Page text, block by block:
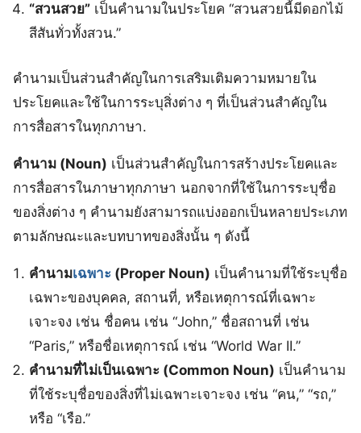
“สวนสวย” เป็นคำนามในประโยค “สวนสวยนี้มีดอกไม้
สีสันทั่วทั้งสวน.”
คำนามเป็นส่วนสำคัญในการเสริมเติมความหมายใน
ประโยคและใช้ในการระบุสิ่งต่าง ๆ ที่เป็นส่วนสำคัญใน
การสื่อสารในทุกภาษา.
คำนาม (Noun) เป็นส่วนสำคัญในการสร้างประโยคและ
การสื่อสารในภาษาทุกภาษา นอกจากที่ใช้ในการระบุชื่อ
ของสิ่งต่าง ๆ คำนามยังสามารถแบ่งออกเป็นหลายประเภท
ตามลักษณะและบทบาทของสิ่งนั้น ๆ ดังนี้
คำนามเฉพาะ (Proper Noun) เป็นคำนามที่ใช้ระบุชื่อ
เฉพาะของบุคคล, สถานที่, หรือเหตุการณ์ที่เฉพาะ
เจาะจง เช่น ชื่อคน เช่น “John,” ชื่อสถานที่ เช่น
“Paris,” หรือชื่อเหตุการณ์ เช่น “World War II.”
คำนามที่ไม่เป็นเฉพาะ (Common Noun) เป็นคำนาม
ที่ใช้ระบุชื่อของสิ่งที่ไม่เฉพาะเจาะจง เช่น “คน,” “รถ,”
หรือ “เรือ.”